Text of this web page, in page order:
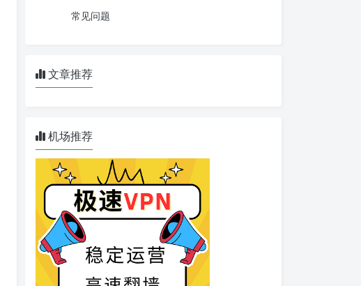
常见问题
文章推荐
机场推荐